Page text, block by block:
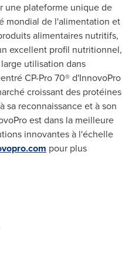
une plateforme unique de
mondial de l'alimentation et
alimentaires nutritifs,
excellent profil nutritionnel,
utilisation dans
CP-Pro 70® d'InnovoPro
croissant des protéines
sa reconnaissance et à son
est dans la meilleure
innovantes à l'échelle
pour plus